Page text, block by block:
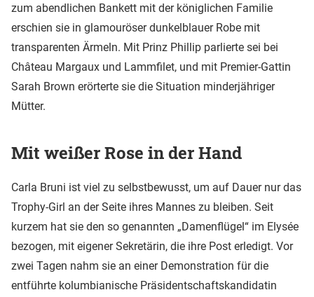
zum abendlichen Bankett mit der königlichen Familie
erschien sie in glamouröser dunkelblauer Robe mit
transparenten Ärmeln. Mit Prinz Phillip parlierte sei bei
Château Margaux und Lammfilet, und mit Premier-Gattin
Sarah Brown erörterte sie die Situation minderjähriger
Mütter.
Mit weißer Rose in der Hand
Carla Bruni ist viel zu selbstbewusst, um auf Dauer nur das
Trophy-Girl an der Seite ihres Mannes zu bleiben. Seit
kurzem hat sie den so genannten „Damenflügel“ im Elysée
bezogen, mit eigener Sekretärin, die ihre Post erledigt. Vor
zwei Tagen nahm sie an einer Demonstration für die
entführte kolumbianische Präsidentschaftskandidatin